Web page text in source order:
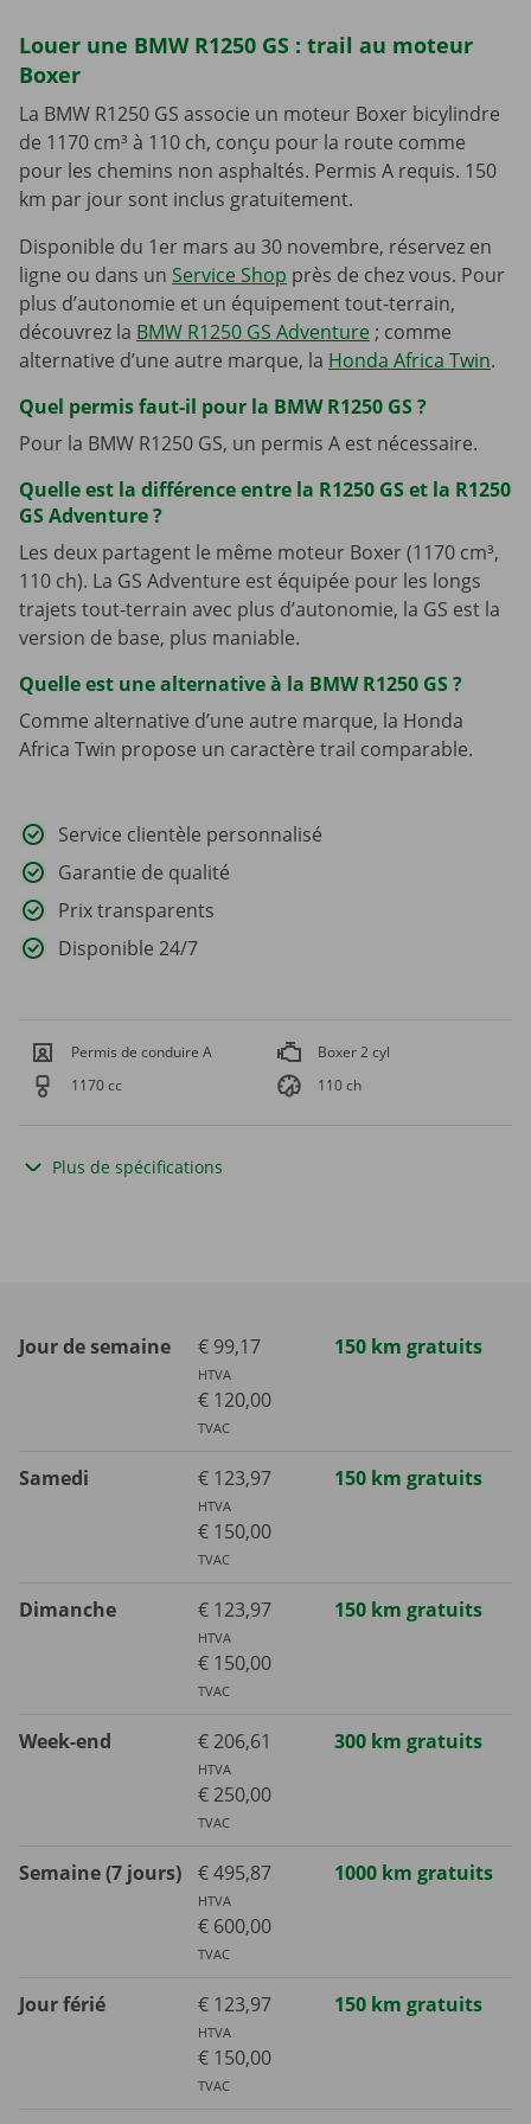
Louer une BMW R1250 GS : trail au moteur
Boxer
La BMW R1250 GS associe un moteur Boxer bicylindre
de 1170 cm³ à 110 ch, conçu pour la route comme
pour les chemins non asphaltés. Permis A requis. 150
km par jour sont inclus gratuitement.
Disponible du 1er mars au 30 novembre, réservez en
ligne ou dans un Service Shop près de chez vous. Pour
plus d’autonomie et un équipement tout-terrain,
découvrez la BMW R1250 GS Adventure ; comme
alternative d’une autre marque, la Honda Africa Twin.
Quel permis faut-il pour la BMW R1250 GS ?
Pour la BMW R1250 GS, un permis A est nécessaire.
Quelle est la différence entre la R1250 GS et la R1250
GS Adventure ?
Les deux partagent le même moteur Boxer (1170 cm³,
110 ch). La GS Adventure est équipée pour les longs
trajets tout-terrain avec plus d’autonomie, la GS est la
version de base, plus maniable.
Quelle est une alternative à la BMW R1250 GS ?
Comme alternative d’une autre marque, la Honda
Africa Twin propose un caractère trail comparable.
Service clientèle personnalisé
Garantie de qualité
Prix transparents
Disponible 24/7
Permis de conduire A
Boxer 2 cyl
1170 cc
110 ch
Plus de spécifications
Jour de semaine € 99,17
HTVA
€ 120,00
TVAC
150 km gratuits
Samedi € 123,97
HTVA
€ 150,00
TVAC
150 km gratuits
Dimanche € 123,97
HTVA
€ 150,00
TVAC
150 km gratuits
Week-end € 206,61
HTVA
€ 250,00
TVAC
300 km gratuits
Semaine (7 jours) € 495,87
HTVA
€ 600,00
TVAC
1000 km gratuits
Jour férié € 123,97
HTVA
€ 150,00
TVAC
150 km gratuits